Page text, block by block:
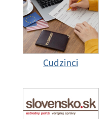
Cudzinci